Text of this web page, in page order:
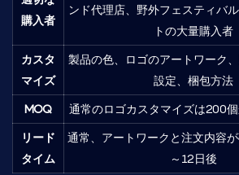
購入者
ンド代理店、野外フェスティバ
トの大量購入者
カスタ
マイズ
製品の色、ロゴのアートワーク
設定、梱包方法
MOQ 通常のロゴカスタマイズは200個
リード
タイム
通常、アートワークと注文内容
～12日後